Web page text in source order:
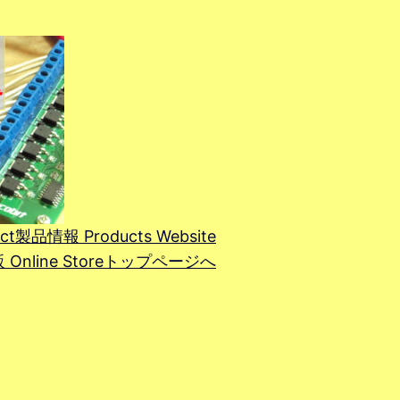
製品情報 Products Website
Online Store トップページへ